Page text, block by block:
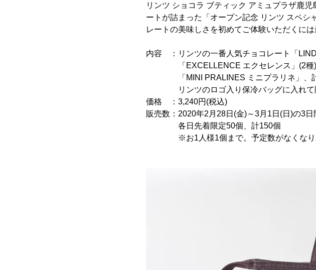
リンツ ショコラ ブティック アミュプラザ鹿
ートが詰まった「オープン記念 リンツ スペシ
レートの美味しさを初めてご体験いただくに
内容 ：リンツの一番人気チョコレート「
「EXCELLENCE エクセレンス」(2種)
「MINI PRALINES ミニプラリネ」、
リンツのロゴ入り保冷バッグに入れて
価格 ：3,240円(税込)
販売数：2020年2月28日(金)～3月1日(日)の3日
各日先着限定50個、計150個
※お1人様1個まで。予定数がなくなり次